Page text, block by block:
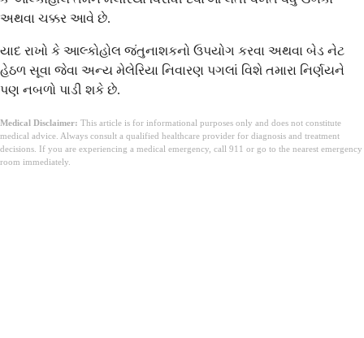
અથવા ચક્કર આવે છે.
યાદ રાખો કે આલ્કોહોલ જંતુનાશકનો ઉપયોગ કરવા અથવા બેડ નેટ
હેઠળ સૂવા જેવા અન્ય મેલેરિયા નિવારણ પગલાં વિશે તમારા નિર્ણયને
પણ નબળો પાડી શકે છે.
Medical Disclaimer: This article is for informational purposes only and does not constitute
medical advice. Always consult a qualified healthcare provider for diagnosis and treatment
decisions. If you are experiencing a medical emergency, call 911 or go to the nearest emergency
room immediately.